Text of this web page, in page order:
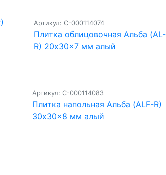
Артикул: С-000114074
Плитка облицовочная Альба (AL-
R) 20x30x7 мм алый
Артикул: С-000114083
Плитка напольная Альба (ALF-R)
30x30x8 мм алый